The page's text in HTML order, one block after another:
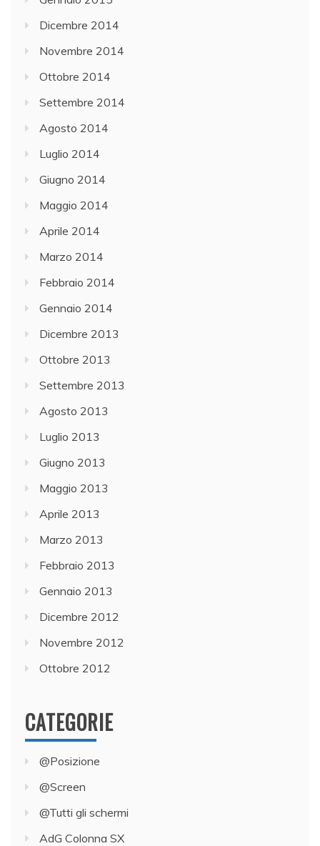
Dicembre 2014
Novembre 2014
Ottobre 2014
Settembre 2014
Agosto 2014
Luglio 2014
Giugno 2014
Maggio 2014
Aprile 2014
Marzo 2014
Febbraio 2014
Gennaio 2014
Dicembre 2013
Ottobre 2013
Settembre 2013
Agosto 2013
Luglio 2013
Giugno 2013
Maggio 2013
Aprile 2013
Marzo 2013
Febbraio 2013
Gennaio 2013
Dicembre 2012
Novembre 2012
Ottobre 2012
CATEGORIE
@Posizione
@Screen
@Tutti gli schermi
AdG Colonna SX